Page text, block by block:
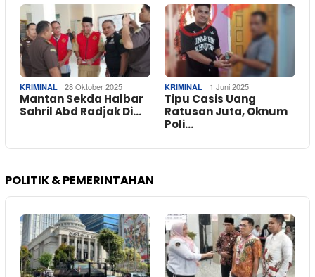
KRIMINAL 28 Oktober 2025
Mantan Sekda Halbar
Sahril Abd Radjak Di…
KRIMINAL 1 Juni 2025
Tipu Casis Uang
Ratusan Juta, Oknum
Poli…
POLITIK & PEMERINTAHAN